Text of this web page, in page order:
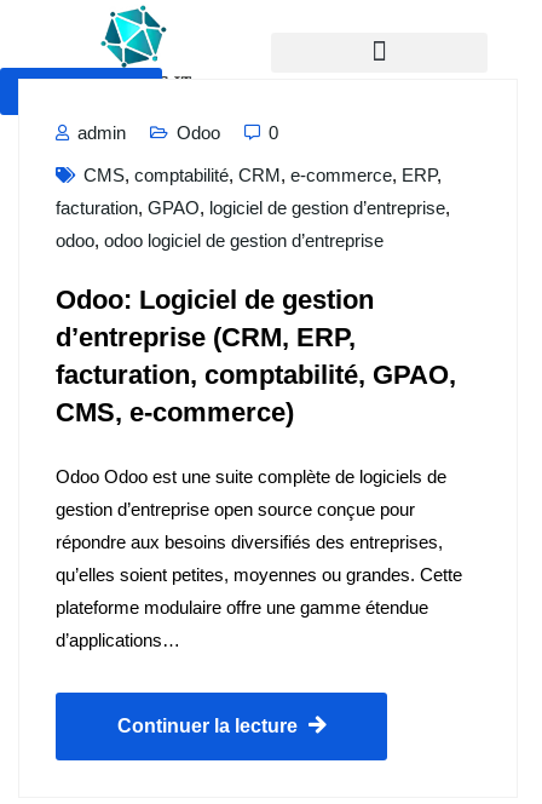
admin
Odoo 0
CMS, comptabilité, CRM, e-commerce, ERP,
facturation, GPAO, logiciel de gestion d’entreprise,
odoo, odoo logiciel de gestion d’entreprise
Odoo: Logiciel de gestion
d’entreprise (CRM, ERP,
facturation, comptabilité, GPAO,
CMS, e-commerce)
Odoo Odoo est une suite complète de logiciels de
gestion d’entreprise open source conçue pour
répondre aux besoins diversifiés des entreprises,
qu’elles soient petites, moyennes ou grandes. Cette
plateforme modulaire offre une gamme étendue
d’applications…
Continuer la lecture